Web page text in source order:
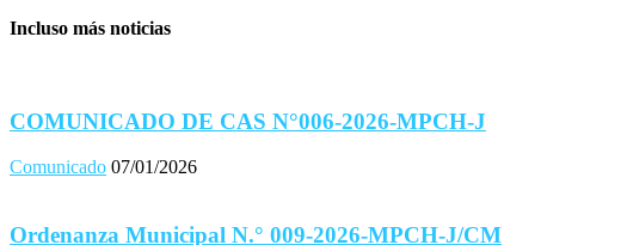
Incluso más noticias
COMUNICADO DE CAS N°006-2026-MPCH-J
Comunicado 07/01/2026
Ordenanza Municipal N.° 009-2026-MPCH-J/CM